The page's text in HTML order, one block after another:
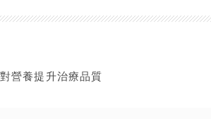
營養提升治療品質